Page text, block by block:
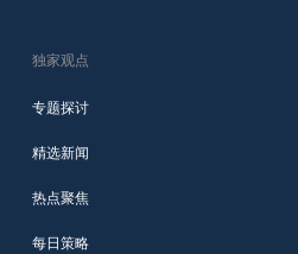
独家观点
专题探讨
精选新闻
热点聚焦
每日策略